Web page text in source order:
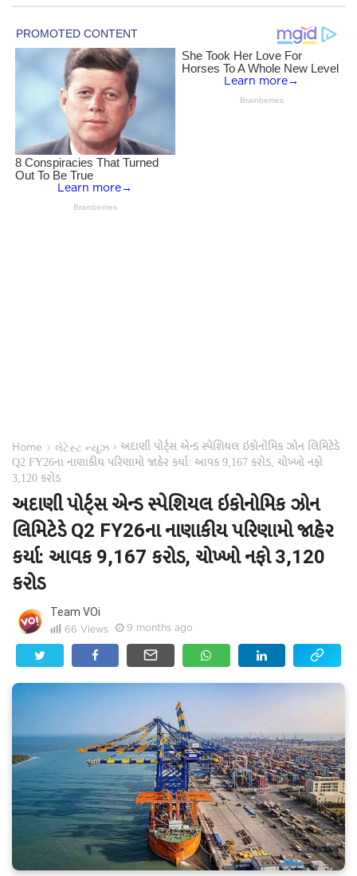
Home › લેટેસ્ટ ન્યૂઝ › અદાણી પોર્ટ્સ એન્ડ સ્પેશિયલ ઇકોનોમિક ઝોન લિમિટેડે
Q2 FY26ના નાણાકીય પરિણામો જાહેર કર્યા: આવક 9,167 કરોડ, ચોખ્ખો નફો
3,120 કરોડ
અદાણી પોર્ટ્સ એન્ડ સ્પેશિયલ ઇકોનોમિક ઝોન
લિમિટેડે Q2 FY26ના નાણાકીય પરિણામો જાહેર
કર્યા: આવક 9,167 કરોડ, ચોખ્ખો નફો 3,120
કરોડ
Team VOi
66 Views 9 months ago